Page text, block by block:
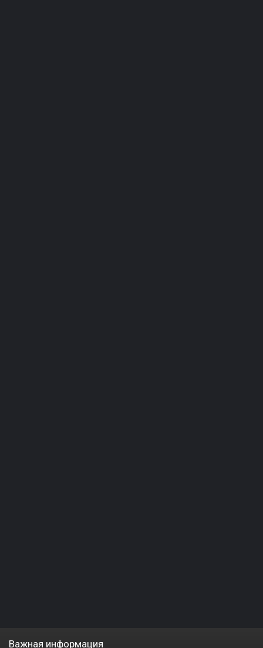
Важная информация